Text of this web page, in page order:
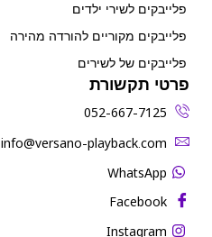
פלייבקים לשירי ילדים
פלייבקים מקוריים להורדה מהירה
פלייבקים של לשירים
פרטי תקשורת
052-667-7125
‫info@versano-playback.com‬
WhatsApp
Facebook
Instagram